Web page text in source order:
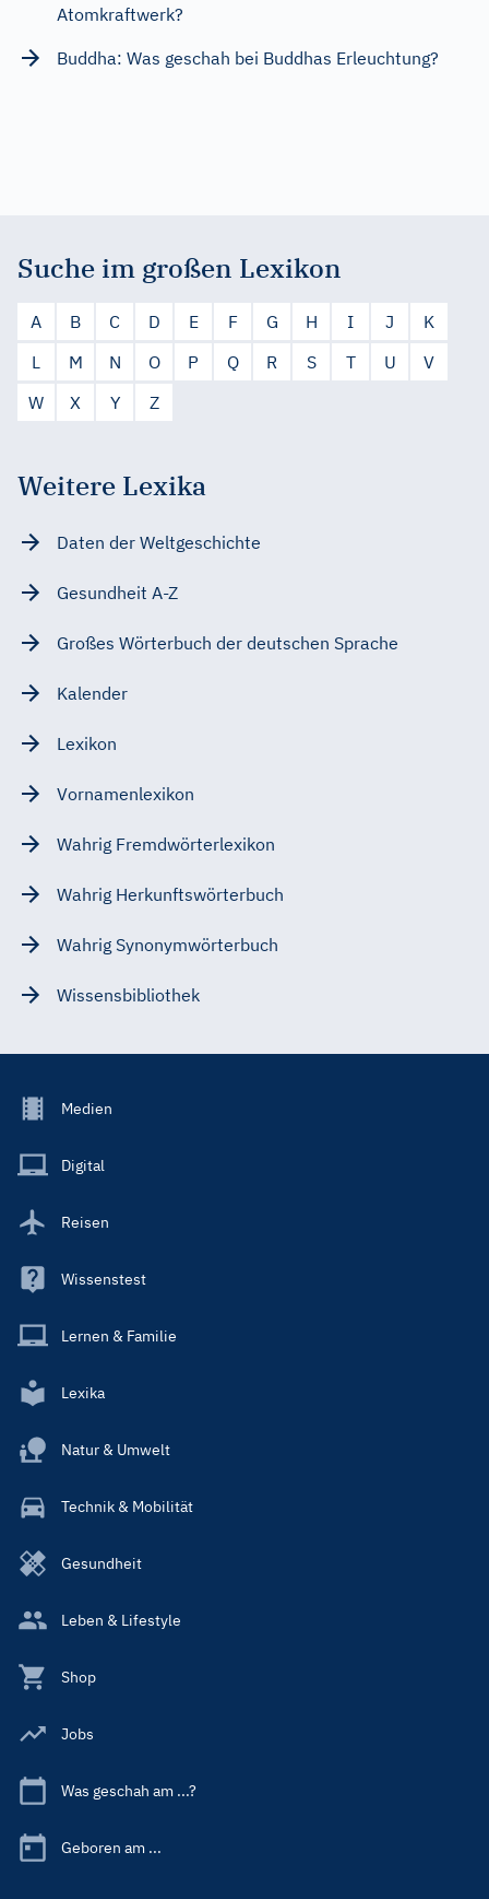
Atomkraftwerk?
Buddha: Was geschah bei Buddhas Erleuchtung?
Suche im großen Lexikon
A B C D E F G H I J
K
L
M N O P Q R S T U
V
W
X Y Z
Weitere Lexika
Daten der Weltgeschichte
Gesundheit A-Z
Großes Wörterbuch der deutschen Sprache
Kalender
Lexikon
Vornamenlexikon
Wahrig Fremdwörterlexikon
Wahrig Herkunftswörterbuch
Wahrig Synonymwörterbuch
Wissensbibliothek
Footer
Main
Medien
Digital
Reisen
Wissenstest
Lernen & Familie
Lexika
Natur & Umwelt
Technik & Mobilität
Gesundheit
Leben & Lifestyle
Shop
Jobs
Was geschah am ...?
Geboren am ...